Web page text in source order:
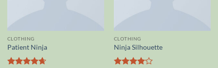
CLOTHING
Patient Ninja
CLOTHING
Ninja Silhouette